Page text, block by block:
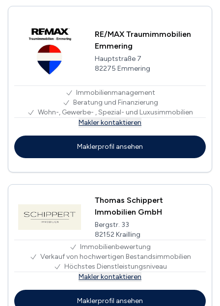
RE/MAX Traumimmobilien
Emmering
Hauptstraße 7
82275 Emmering
Immobilienmanagement
Beratung und Finanzierung
Wohn-, Gewerbe- , Spezial- und Luxusimmobilien
Makler kontaktieren
Maklerprofil ansehen
Thomas Schippert
Immobilien GmbH
Bergstr. 33
82152 Krailling
Immobilienbewertung
Verkauf von hochwertigen Bestandsimmobilien
Höchstes Dienstleistungsniveau
Makler kontaktieren
Maklerprofil ansehen